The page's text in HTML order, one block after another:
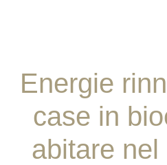
Energie
case in
abitare nel